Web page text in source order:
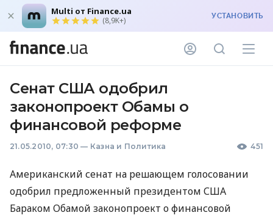
Multi от Finance.ua
(8,9K+) УСТАНОВИТЬ
Сенат США одобрил
законопроект Обамы о
финансовой реформе
21.05.2010, 07:30 — Казна и Политика 451
Американский сенат на решающем голосовании
одобрил предложенный президентом США
Бараком Обамой законопроект о финансовой